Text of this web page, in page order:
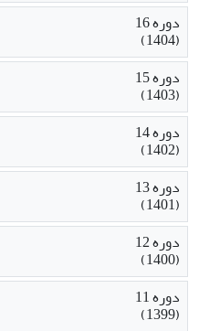
دوره 16
(1404)
دوره 15
(1403)
دوره 14
(1402)
دوره 13
(1401)
دوره 12
(1400)
دوره 11
(1399)